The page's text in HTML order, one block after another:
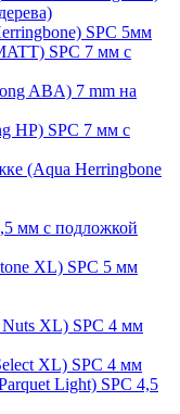
SPC 5мм
SPC 7 мм с
ABA) 7 mm на
HP) SPC 7 мм с
(Aqua Herringbone
мм с подложкой
XL) SPC 5 мм
XL) SPC 4 мм
XL) SPC 4 мм
Light) SPC 4,5